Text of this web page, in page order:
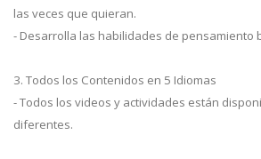
las veces que quieran.
- Desarrolla las habilidades de pensamiento
3. Todos los Contenidos en 5 Idiomas
- Todos los videos y actividades están
diferentes.